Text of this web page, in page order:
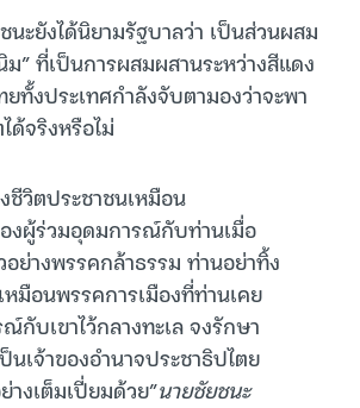
ะยังได้นิยามรัฐบาลว่า เป็นส่วนผสม
” ที่เป็นการผสมผสานระหว่างสีแดง
ยทั้งประเทศกำลังจับตามองว่าจะพา
ด้จริงหรือไม่
ชีวิตประชาชนเหมือน
งผู้ร่วมอุดมการณ์กับท่านเมื่อ
ย่างพรรคกล้าธรรม ท่านอย่าทิ้ง
หมือนพรรคการเมืองที่ท่านเคย
กับเขาไว้กลางทะเล จงรักษา
นเจ้าของอำนาจประชาธิปไตย
างเต็มเปี่ยมด้วย”นายชัยชนะ